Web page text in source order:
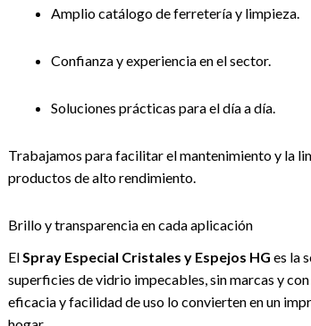
Amplio catálogo de ferretería y limpieza.
Confianza y experiencia en el sector.
Soluciones prácticas para el día a día.
Trabajamos para facilitar el mantenimiento y la
productos de alto rendimiento.
Brillo y transparencia en cada aplicación
El Spray Especial Cristales y Espejos HG es la
superficies de vidrio impecables, sin marcas y
eficacia y facilidad de uso lo convierten en un